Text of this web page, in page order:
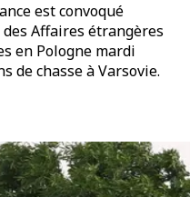
est convoqué
Affaires étrangères
en Pologne mardi
de chasse à Varsovie.